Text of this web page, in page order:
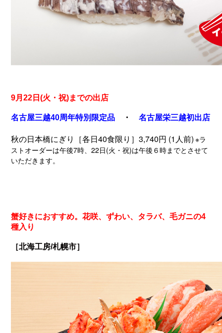
9月22日(火・祝)までの出店
名古屋三越40周年特別限定品​ ・名古屋栄三越初出店
秋の日本橋にぎり［各日40食限り］3,740円 (1人前) ※ラ
ストオーダーは午後7時、22日(火・祝)は午後６時までとさせて
いただきます。
蟹好きにおすすめ。花咲、ずわい、タラバ、毛ガニの4
種入り
［北海工房/札幌市］